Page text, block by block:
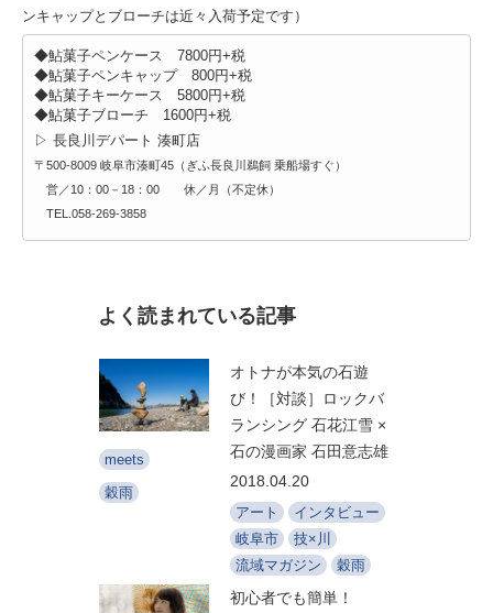
ンキャップとブローチは近々入荷予定です）
◆鮎菓子ペンケース 7800円+税
◆鮎菓子ペンキャップ 800円+税
◆鮎菓子キーケース 5800円+税
◆鮎菓子ブローチ 1600円+税
▷ 長良川デパート 湊町店
〒500-8009 岐阜市湊町45（ぎふ長良川鵜飼 乗船場すぐ）
営／10：00－18：00 休／月（不定休）
TEL.058-269-3858
よく読まれている記事
meets
穀雨
オトナが本気の石遊
び！［対談］ロックバ
ランシング 石花江雪 ×
石の漫画家 石田意志雄
2018.04.20
アート
インタビュー
岐阜市
技×川
流域マガジン
穀雨
初心者でも簡単！